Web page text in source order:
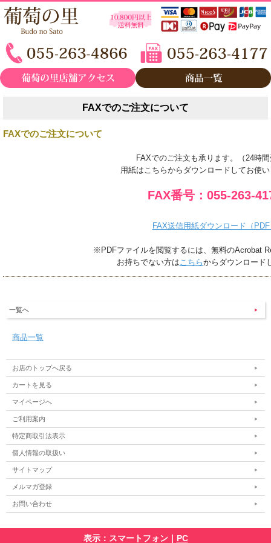
FAXでのご注文について
FAXでのご注文について
FAXでのご注文も承ります。（24時
用紙はこちらからダウンロードしてお使
FAX番号：055-263-
FAX送信用紙ダウンロード（PDF
※PDFファイルを閲覧するには、無料のAcrobat
お持ちでない方はこちらからダウンロード
一覧へ
商品一覧
お店のトップへ戻る
カートを見る
マイページへ
ご利用案内
特定商取引法表示
個人情報の取扱い
サイトマップ
メルマガ登録
お問い合わせ
表示：スマートフォン｜ PC